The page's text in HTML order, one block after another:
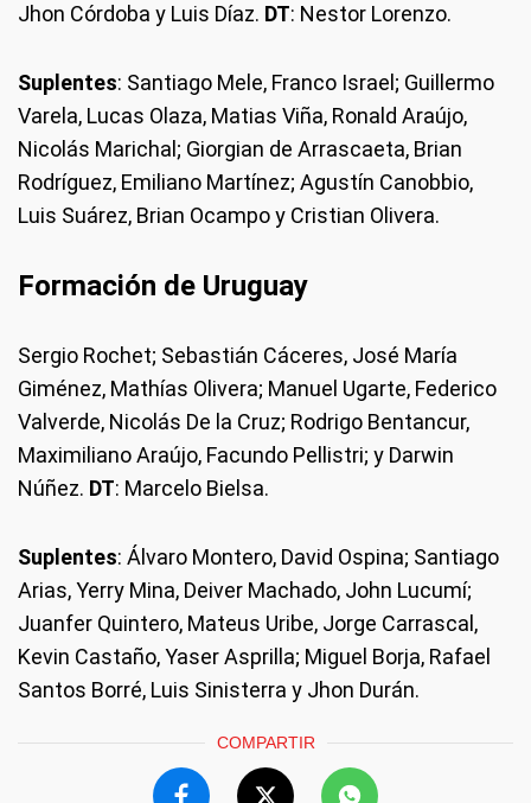
Jhon Córdoba y Luis Díaz. DT: Nestor Lorenzo.
Suplentes: Santiago Mele, Franco Israel; Guillermo
Varela, Lucas Olaza, Matias Viña, Ronald Araújo,
Nicolás Marichal; Giorgian de Arrascaeta, Brian
Rodríguez, Emiliano Martínez; Agustín Canobbio,
Luis Suárez, Brian Ocampo y Cristian Olivera.
Formación de Uruguay
Sergio Rochet; Sebastián Cáceres, José María
Giménez, Mathías Olivera; Manuel Ugarte, Federico
Valverde, Nicolás De la Cruz; Rodrigo Bentancur,
Maximiliano Araújo, Facundo Pellistri; y Darwin
Núñez. DT: Marcelo Bielsa.
Suplentes: Álvaro Montero, David Ospina; Santiago
Arias, Yerry Mina, Deiver Machado, John Lucumí;
Juanfer Quintero, Mateus Uribe, Jorge Carrascal,
Kevin Castaño, Yaser Asprilla; Miguel Borja, Rafael
Santos Borré, Luis Sinisterra y Jhon Durán.
COMPARTIR